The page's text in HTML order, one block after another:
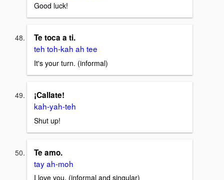
Good luck!
Te toca a ti.
teh toh-kah ah tee
It's your turn. (informal)
¡Callate!
kah-yah-teh
Shut up!
Te amo.
tay ah-moh
I love you. (informal and singular)